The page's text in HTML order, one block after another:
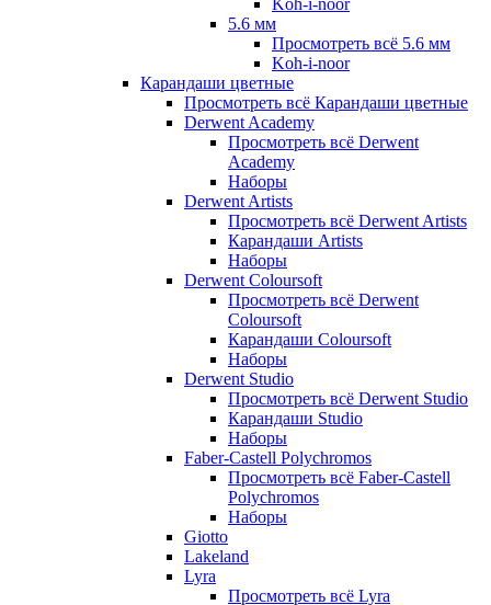
Koh-i-noor
5.6 мм
Просмотреть всё 5.6 мм
Koh-i-noor
Карандаши цветные
Просмотреть всё Карандаши цветные
Derwent Academy
Просмотреть всё Derwent
Academy
Наборы
Derwent Artists
Просмотреть всё Derwent Artists
Карандаши Artists
Наборы
Derwent Coloursoft
Просмотреть всё Derwent
Coloursoft
Карандаши Coloursoft
Наборы
Derwent Studio
Просмотреть всё Derwent Studio
Карандаши Studio
Наборы
Faber-Castell Polychromos
Просмотреть всё Faber-Castell
Polychromos
Наборы
Giotto
Lakeland
Lyra
Просмотреть всё Lyra